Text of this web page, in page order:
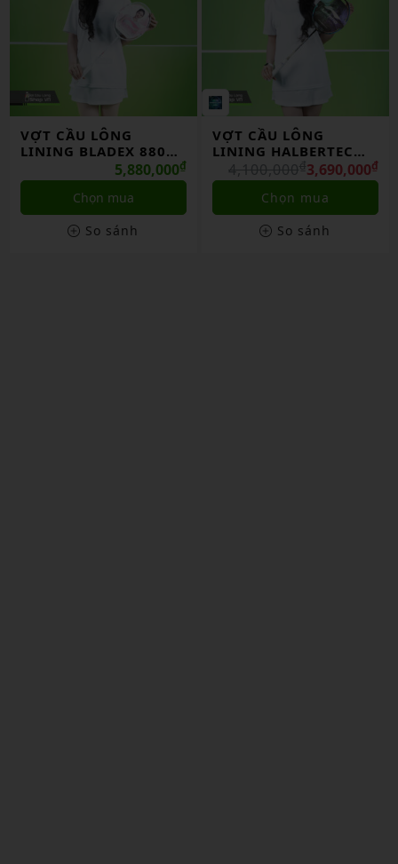
VỢT CẦU LÔNG
LINING HALBERTEC
7000 II CHÍNH HÃNG
3,690,000₫
Chọn mua
So sánh
Vợt cầu lông Lining
Halbertec 9000 Power
chính hãng 5,200,000₫
Chọn mua
So sánh